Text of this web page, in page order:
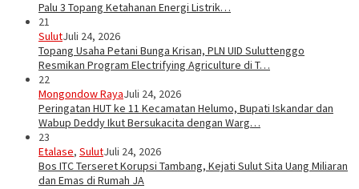
Palu 3 Topang Ketahanan Energi Listrik…
21
SulutJuli 24, 2026
Topang Usaha Petani Bunga Krisan, PLN UID Suluttenggo
Resmikan Program Electrifying Agriculture di T…
22
Mongondow RayaJuli 24, 2026
Peringatan HUT ke 11 Kecamatan Helumo, Bupati Iskandar dan
Wabup Deddy Ikut Bersukacita dengan Warg…
23
Etalase, SulutJuli 24, 2026
Bos ITC Terseret Korupsi Tambang, Kejati Sulut Sita Uang Miliaran
dan Emas di Rumah JA